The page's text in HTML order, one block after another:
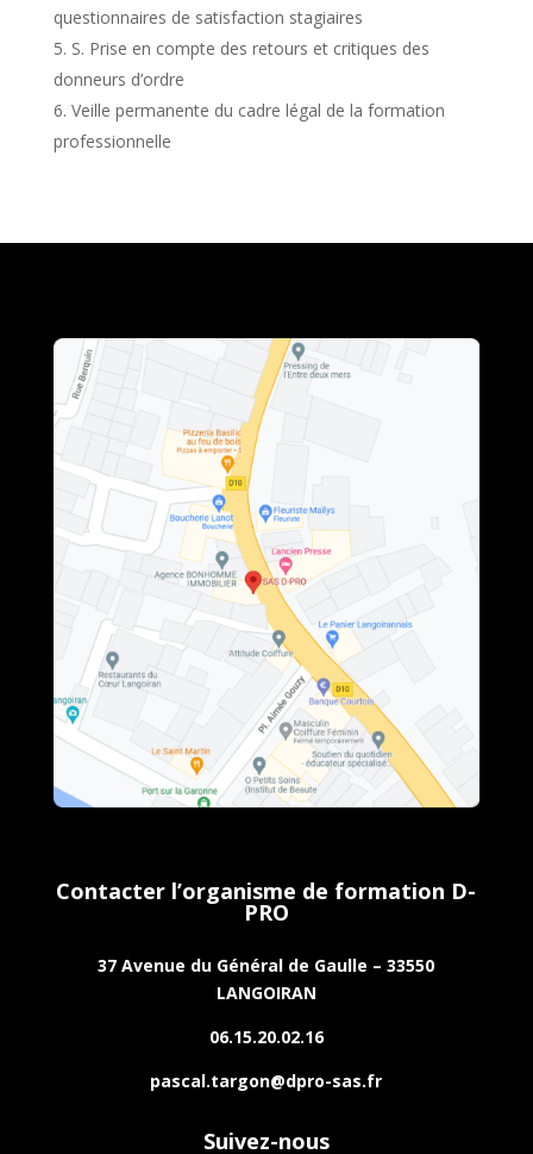
questionnaires de satisfaction stagiaires
S. Prise en compte des retours et critiques des
donneurs d’ordre
Veille permanente du cadre légal de la formation
professionnelle
Contacter l’organisme de formation D-
PRO
37 Avenue du Général de Gaulle – 33550
LANGOIRAN
06.15.20.02.16
pascal.targon@dpro-sas.fr
Suivez-nous